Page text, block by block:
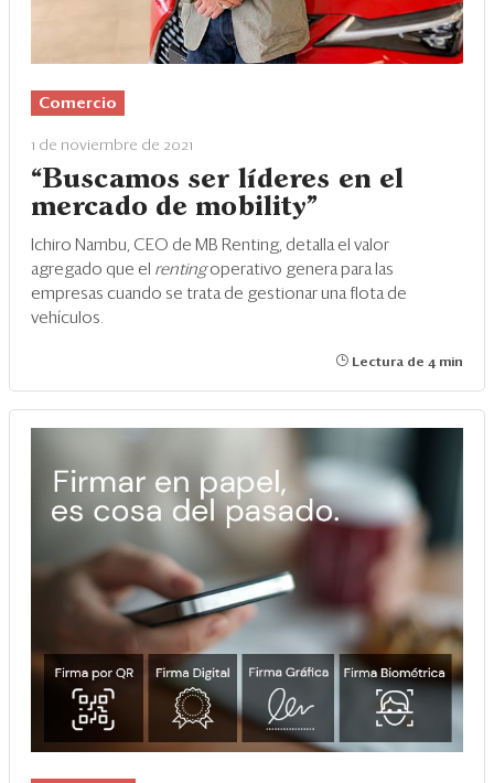
Comercio
1 de noviembre de 2021
“Buscamos ser líderes en el
mercado de mobility”
Ichiro Nambu, CEO de MB Renting, detalla el valor
agregado que el rentingoperativo genera para las
empresas cuando se trata de gestionar una flota de
vehículos.
Lectura de 4 min